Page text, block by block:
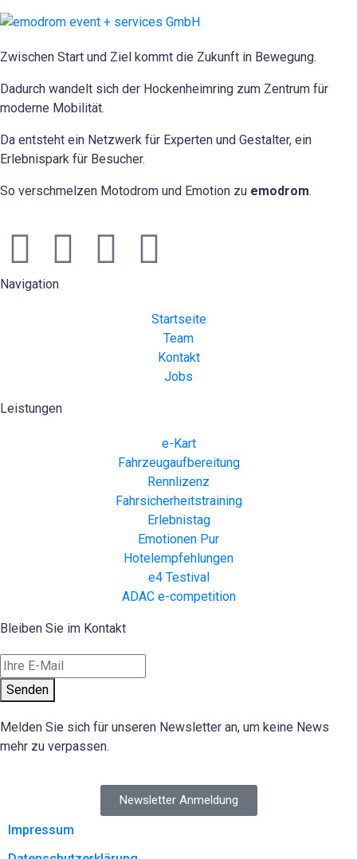
Zwischen Start und Ziel kommt die Zukunft in Bewegung.
Dadurch wandelt sich der Hockenheimring zum Zentrum für
moderne Mobilität.
Da entsteht ein Netzwerk für Experten und Gestalter, ein
Erlebnispark für Besucher.
So verschmelzen Motodrom und Emotion zu emodrom.
Navigation
Startseite
Team
Kontakt
Jobs
Leistungen
e-Kart
Fahrzeugaufbereitung
Rennlizenz
Fahrsicherheitstraining
Erlebnistag
Emotionen Pur
Hotelempfehlungen
e4 Testival
ADAC e-competition
Bleiben Sie im Kontakt
Senden
Melden Sie sich für unseren Newsletter an, um keine News
mehr zu verpassen.
Newsletter Anmeldung
Impressum